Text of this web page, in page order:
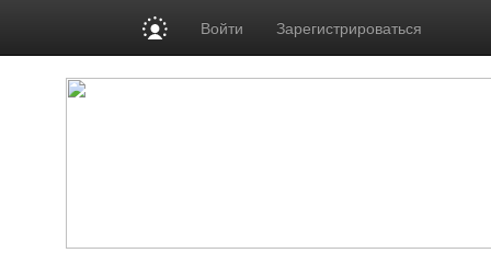
Войти Зарегистрироваться